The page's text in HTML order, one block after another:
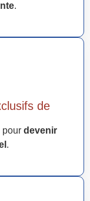
.
de
pour devenir
.